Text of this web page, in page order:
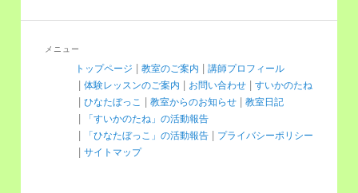
メニュー
トップページ 教室のご案内
講師プロフィール
体験レッスンのご案内
お問い合わせ
すいかのたね
ひなたぼっこ
教室からのお知らせ
教室日記
「すいかのたね」の活動報告
「ひなたぼっこ」の活動報告
プライバシーポリシー
サイトマップ